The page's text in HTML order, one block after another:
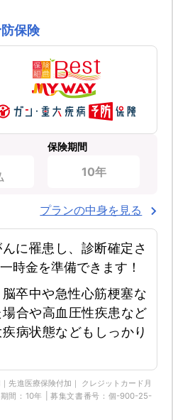
保険
保険期間
10年
プランの中身を見る
に罹患し、診断確定さ
時金を準備できます！
卒中や急性心筋梗塞な
合や高血圧性疾患など
病状態などもしっかり
先進医療保険付加｜ クレジットカード月
間：10年 | 募集文書番号：個-900-25-